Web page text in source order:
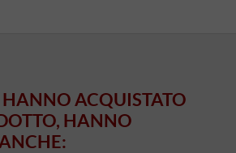
ACQUISTATO
HANNO